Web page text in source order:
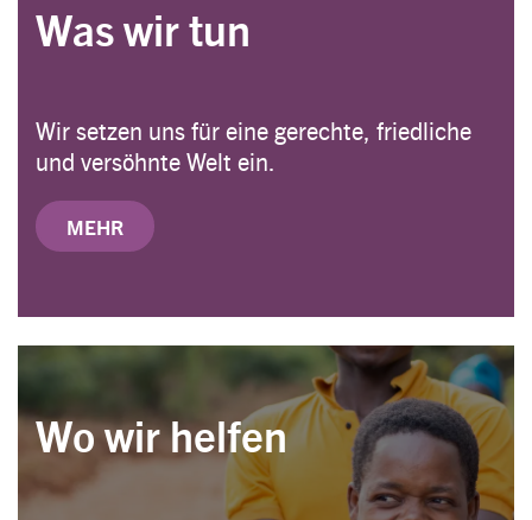
Was wir tun
Wir setzen uns für eine gerechte, friedliche
und versöhnte Welt ein.
MEHR
Wo wir helfen